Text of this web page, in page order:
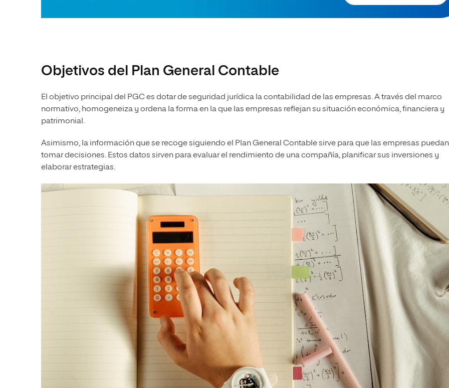
Objetivos del Plan General Contable
El objetivo principal del PGC es dotar de seguridad jurídica la contabilidad de las empresas. A través del marco
normativo, homogeneiza y ordena la forma en la que las empresas reflejan su situación económica, financiera y
patrimonial.
Asimismo, la información que se recoge siguiendo el Plan General Contable sirve para que las empresas puedan
tomar decisiones. Estos datos sirven para evaluar el rendimiento de una compañía, planificar sus inversiones y
elaborar estrategias.